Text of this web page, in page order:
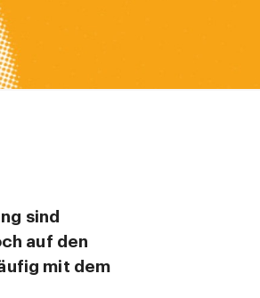
sind
auf den
mit dem